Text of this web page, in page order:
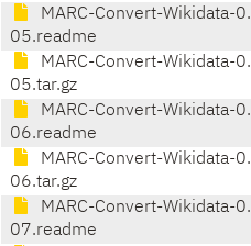
MARC-Convert-Wikidata-0.
05.readme
MARC-Convert-Wikidata-0.
05.tar.gz
MARC-Convert-Wikidata-0.
06.readme
MARC-Convert-Wikidata-0.
06.tar.gz
MARC-Convert-Wikidata-0.
07.readme